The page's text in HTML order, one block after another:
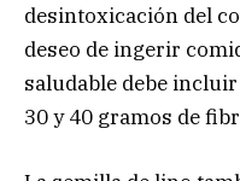
desintoxicación del
deseo de ingerir
saludable debe
30 y 40 gramos de